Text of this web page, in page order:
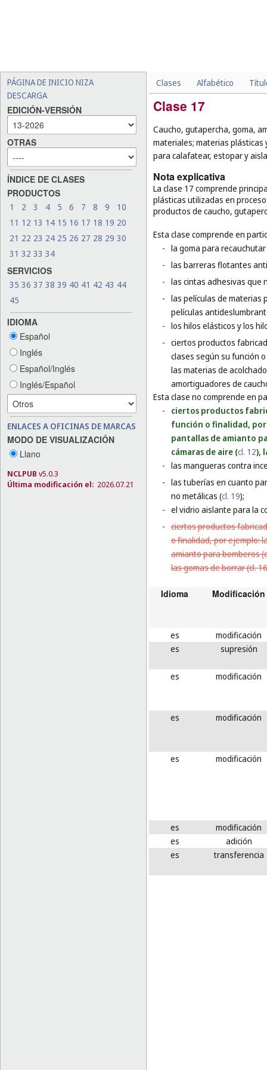
PÁGINA DE INICIO NIZA
DESCARGA
EDICIÓN-VERSIÓN
OTRAS
ÍNDICE DE CLASES
PRODUCTOS
1 2 3 4 5 6 7 8 9
10
11 12 13 14 15 16 17 18 19 20
21 22 23 24 25 26 27 28 29 30
31 32 33 34
SERVICIOS
35 36 37 38 39 40 41 42 43 44
45
IDIOMA
Español
Inglés
Español/Inglés
Inglés/Español
ENLACES A OFICINAS DE MARCAS
MODO DE VISUALIZACIÓN
Llano
NCLPUB v5.0.3
Última modificación el: 2026.07.21
Clases Alfabético
Clase 17
Caucho, gutapercha, goma,
materiales; materias
para calafatear, estopar y
Nota explicativa
La clase 17 comprende
plásticas utilizadas en
productos de caucho,
Esta clase comprende en
- la goma para
- las barreras flotantes
- las cintas adhesivas que
- las películas de materias
películas
- los hilos elásticos y los
- ciertos productos
clases según su función
las materias de
amortiguadores de
Esta clase no comprende en
-
ciertos productos
función o finalidad, por
pantallas de amianto
cámaras de aire (cl. 12),
- las mangueras contra
- las tuberías en cuanto
no metálicas (cl. 19);
- el vidrio aislante para la
- ciertos productos
o finalidad, por ejemplo:
amianto para bomberos
las gomas de borrar (cl.
Idioma Modificación
es
modificación
es
supresión
es modificación
es modificación
es modificación
es
modificación
es
adición
es
transferencia